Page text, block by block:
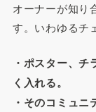
オーナーが知り
す。いわゆるチ
・ポスター、
く入れる。
・そのコミュ